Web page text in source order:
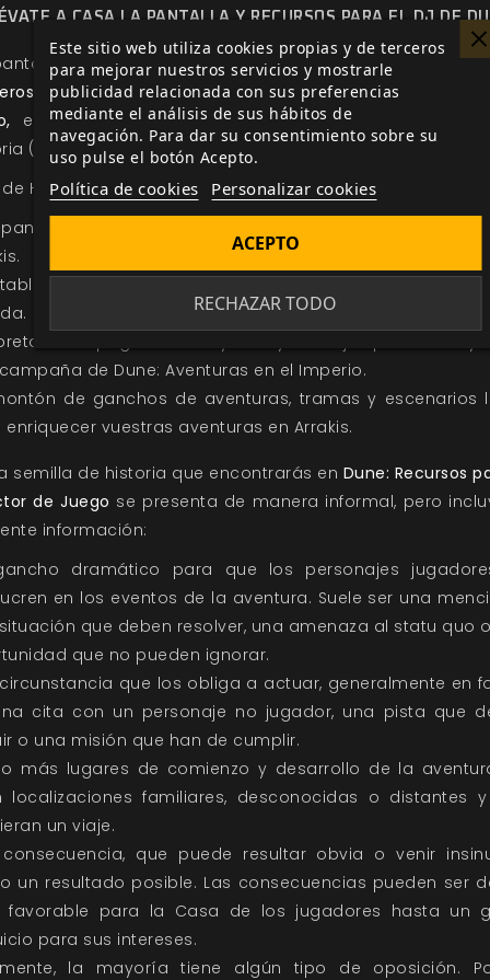
A CASA LA PANTALLA Y RECURSOS PARA EL DJ DE
irá acompañada de un libreto de 32
consejos y semillas de aventura para el
el complemento perfecto para comenzar a
(o tu leyenda) entre las dunas de Arrakis.
de Herramientas para el director de juego contiene:
de cuatro paneles con un impresionante
y reglas de referencia más consultadas
de 32 páginas con ayudas y consejos para crear y
de Dune: Aventuras en el Imperio.
de ganchos de aventuras, tramas y escenarios
vuestras aventuras en Arrakis.
semilla de historia que encontrarás en Dune: Recursos
de Juego se presenta de manera informal, pero
información:
dramático para que los personajes
en los eventos de la aventura. Suele ser una
que deben resolver, una amenaza al statu quo
que no pueden ignorar.
que los obliga a actuar, generalmente en
cita con un personaje no jugador, una pista que
o una misión que han de cumplir.
más lugares de comienzo y desarrollo de la
localizaciones familiares, desconocidas o distantes
un viaje.
consecuencia, que puede resultar obvia o venir
un resultado posible. Las consecuencias pueden ser
favorable para la Casa de los jugadores hasta un
para sus intereses.
la mayoría tiene algún tipo de oposición.
Este sitio web utiliza cookies propias y de terceros
para mejorar nuestros servicios y mostrarle
publicidad relacionada con sus preferencias
mediante el análisis de sus hábitos de
navegación. Para dar su consentimiento sobre su
uso pulse el botón Acepto.
Política de cookies Personalizar cookies
RECHAZAR TODO
ACEPTO